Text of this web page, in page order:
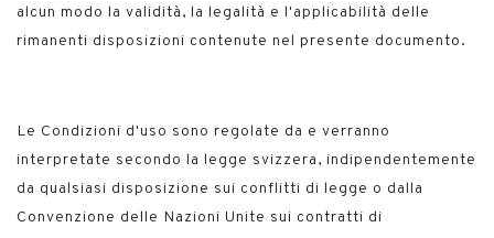
alcun modo la validità, la legalità e l'applicabilità delle
rimanenti disposizioni contenute nel presente documento.
Le Condizioni d'uso sono regolate da e verranno
interpretate secondo la legge svizzera, indipendentemente
da qualsiasi disposizione sui conflitti di legge o dalla
Convenzione delle Nazioni Unite sui contratti di